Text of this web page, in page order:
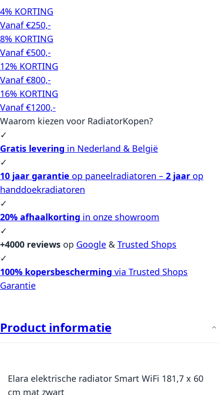
4% KORTING
Vanaf €250,-
8% KORTING
Vanaf €500,-
12% KORTING
Vanaf €800,-
16% KORTING
Vanaf €1200,-
Waarom kiezen voor RadiatorKopen?
✓
Gratis levering in Nederland & België
✓
10 jaar garantie op paneelradiatoren – 2 jaar op
handdoekradiatoren
✓
20% afhaalkorting in onze showroom
✓
+4000 reviews op Google & Trusted Shops
✓
100% kopersbescherming via Trusted Shops
Garantie
Product informatie
Elara elektrische radiator Smart WiFi 181,7 x 60
cm mat zwart